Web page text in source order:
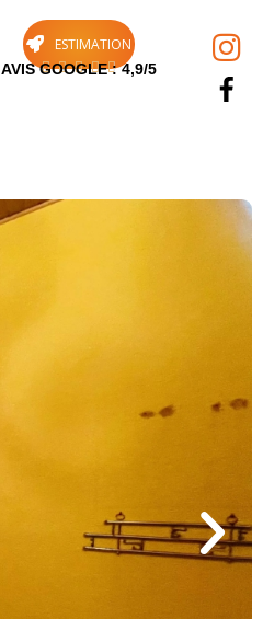
ESTIMATION
    
AVIS GOOGLE : 4,9/5